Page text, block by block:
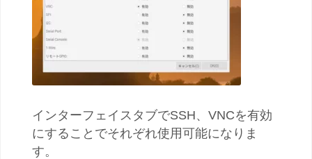
インターフェイスタブでSSH、VNCを有効
にすることでそれぞれ使用可能になりま
す。